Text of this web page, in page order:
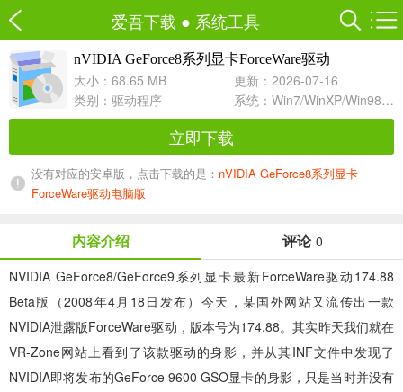
爱吾下载 ● 系统工具
nVIDIA GeForce8系列显卡ForceWare驱动
174.88 Beta For WinXP-64
大小：68.65 MB
更新：2026-07-16
类别： 驱动程序 系统：Win7/WinXP/Win98/Win8/Win10兼容软件
立即下载
没有对应的安卓版，点击下载的是： nVIDIA GeForce8系列显卡
ForceWare驱动电脑版
内容介绍 评论 0
NVIDIA GeForce8/GeForce9系列显卡最新ForceWare驱动174.88
Beta版（2008年4月18日发布）今天，某国外网站又流传出一款
NVIDIA泄露版ForceWare驱动，版本号为174.88。其实昨天我们就在
VR-Zone网站上看到了该款驱动的身影，并从其INF文件中发现了
NVIDIA即将发布的GeForce 9600 GSO显卡的身影，只是当时并没有